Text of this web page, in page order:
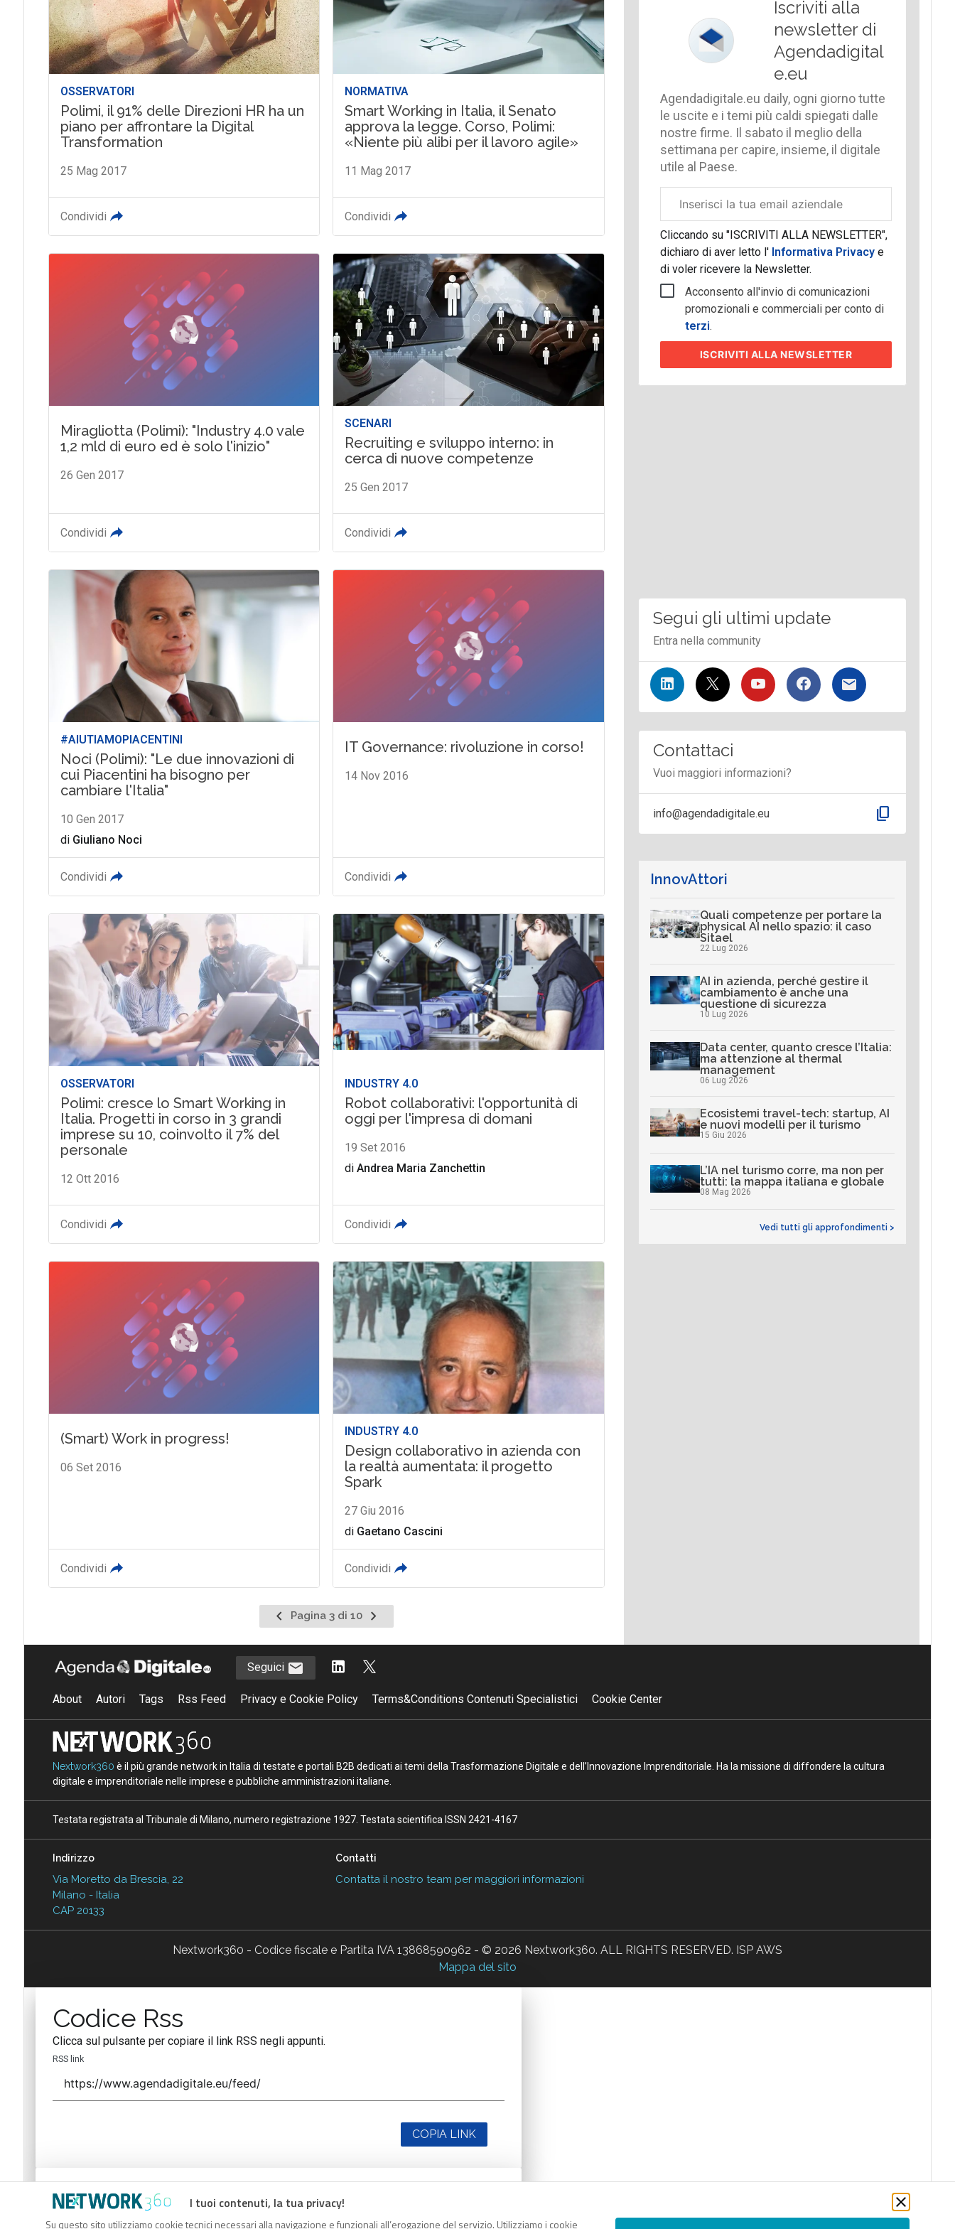
OSSERVATORI
Polimi, il 91% delle Direzioni HR ha un
piano per affrontare la Digital
Transformation
25 Mag 2017
Condividi
NORMATIVA
Smart Working in Italia, il Senato
approva la legge. Corso, Polimi:
«Niente più alibi per il lavoro agile»
11 Mag 2017
Condividi
Miragliotta (Polimi): "Industry 4.0 vale
1,2 mld di euro ed è solo l'inizio"
26 Gen 2017
Condividi
SCENARI
Recruiting e sviluppo interno: in
cerca di nuove competenze
25 Gen 2017
Condividi
#AIUTIAMOPIACENTINI
Noci (Polimi): "Le due innovazioni di
cui Piacentini ha bisogno per
cambiare l'Italia"
10 Gen 2017
di Giuliano Noci
Condividi
IT Governance: rivoluzione in corso!
14 Nov 2016
Condividi
OSSERVATORI
Polimi: cresce lo Smart Working in
Italia. Progetti in corso in 3 grandi
imprese su 10, coinvolto il 7% del
personale
12 Ott 2016
Condividi
INDUSTRY 4.0
Robot collaborativi: l'opportunità di
oggi per l'impresa di domani
19 Set 2016
diAndrea Maria Zanchettin
Condividi
(Smart) Work in progress!
06 Set 2016
Condividi
INDUSTRY 4.0
Design collaborativo in azienda con
la realtà aumentata: il progetto
Spark
27 Giu 2016
di Gaetano Cascini
Condividi
Pagina
precedente
Pagina 3 di 10
Pagina
successiva
Iscriviti alla
newsletter di
Agendadigital
e.eu
Agendadigitale.eu daily, ogni giorno tutte
le uscite e i temi più caldi spiegati dalle
nostre firme. Il sabato il meglio della
settimana per capire, insieme, il digitale
utile al Paese.
aziendale
Cliccando su "ISCRIVITI ALLA NEWSLETTER",
dichiaro di aver letto l'Informativa Privacy e
di voler ricevere la Newsletter.
Acconsento all'invio di comunicazioni
promozionali e commerciali per conto di
terzi.
ISCRIVITI ALLA NEWSLETTER
Segui gli ultimi update
Entra nella community
Contattaci
Vuoi maggiori informazioni?
info@agendadigitale.eu content_copy
InnovAttori
Quali competenze per portare la
physical AI nello spazio: il caso
Sitael
22 Lug 2026
AI in azienda, perché gestire il
cambiamento è anche una
questione di sicurezza
10 Lug 2026
Data center, quanto cresce l’Italia:
ma attenzione al thermal
management
06 Lug 2026
Ecosistemi travel-tech: startup, AI
e nuovi modelli per il turismo
15 Giu 2026
L’IA nel turismo corre, ma non per
tutti: la mappa italiana e globale
08 Mag 2026
Vedi tutti gli approfondimenti >
I tuoi contenuti, la tua privacy!
Su questo sito utilizziamo cookie tecnici necessari alla navigazione e funzionali all’erogazione del servizio. Utilizziamo i cookie
Seguici
About Autori Tags Rss Feed Privacy e Cookie Policy Terms&Conditions Contenuti Specialistici Cookie Center
Nextwork360 è il più grande network in Italia di testate e portali B2B dedicati ai temi della Trasformazione Digitale e dell’Innovazione Imprenditoriale. Ha la missione di diffondere la cultura
digitale e imprenditoriale nelle imprese e pubbliche amministrazioni italiane.
Testata registrata al Tribunale di Milano, numero registrazione 1927. Testata scientifica ISSN 2421-4167
Indirizzo
Via Moretto da Brescia, 22
Milano - Italia
CAP 20133
Contatti
Contatta il nostro team per maggiori informazioni
Nextwork360 - Codice fiscale e Partita IVA 13868590962 - © 2026 Nextwork360. ALL RIGHTS RESERVED. ISP AWS
Mappa del sito
Codice Rss
Clicca sul pulsante per copiare il link RSS negli appunti.
RSS link
COPIA LINK
Codice Rss
Clicca sul pulsante per copiare il link RSS negli appunti.